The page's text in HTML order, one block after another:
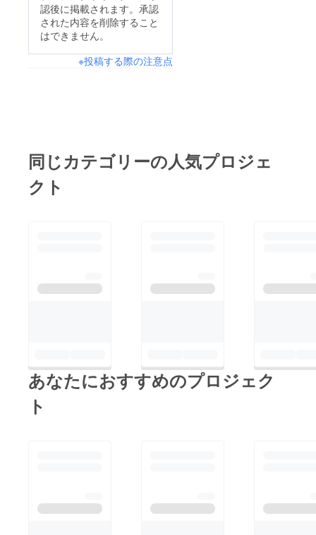
認後に掲載されます。承認
された内容を削除すること
はできません。
※投稿する際の注意点
同じカテゴリーの人気プロジェ
クト
あなたにおすすめのプロジェク
ト